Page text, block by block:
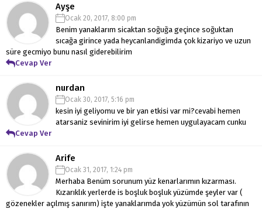
Ayşe
Ocak 20, 2017, 8:00 pm
Benim yanaklarım sicaktan soğuğa geçince soğuktan
sıcağa girince yada heycanlandigimda çok kizariyo ve uzun
süre gecmiyo bunu nasıl giderebilirim
Cevap Ver
nurdan
Ocak 30, 2017, 5:16 pm
kesin iyi geliyomu ve bir yan etkisi var mi?cevabi hemen
atarsaniz sevinirim iyi gelirse hemen uygulayacam cunku
Cevap Ver
Arife
Ocak 31, 2017, 1:24 pm
Merhaba Benüm sorunum yüz kenarlarımın kızarması.
Kızarıklık yerlerde is boşluk boşluk yüzümde şeyler var (
gözenekler açılmış sanırım) işte yanaklarımda yok yüzümün sol tarafının